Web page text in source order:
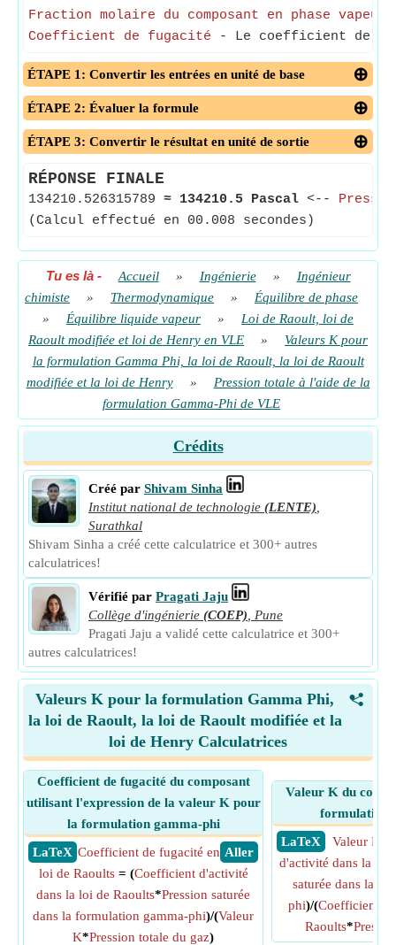
Fraction molaire du composant en phase vapeur
Coefficient de fugacité - Le coefficient de
ÉTAPE 1: Convertir les entrées en unité de base
ÉTAPE 2: Évaluer la formule
ÉTAPE 3: Convertir le résultat en unité de sortie
RÉPONSE FINALE
134210.526315789 ≈ 134210.5 Pascal <--
(Calcul effectué en 00.008 secondes)
Tu es là- Accueil » Ingénierie »
Ingénieur
chimiste
» Thermodynamique »
Équilibre de phase
»
Équilibre liquide vapeur »
Loi de Raoult, loi de
Raoult modifiée et loi de Henry en VLE
»
Valeurs K pour
la formulation Gamma Phi, la loi de Raoult, la loi de Raoult
modifiée et la loi de Henry
»
Pression totale à l'aide de la
formulation Gamma-Phi de VLE
Crédits
Créé par Shivam Sinha
Institut national de technologie (LENTE)
Surathkal
Shivam Sinha a créé cette calculatrice et 300+ autres
calculatrices!
Vérifié par Pragati Jaju
Collège d'ingénierie (COEP)
Pune
Pragati Jaju a validé cette calculatrice et 300+
autres calculatrices!
<
Valeurs K pour la formulation Gamma Phi,
la loi de Raoult, la loi de Raoult modifiée et la
loi de Henry Calculatrices
Coefficient de fugacité du composant
utilisant l'expression de la valeur K pour
la formulation gamma-phi
​ LaTeX
​ Aller
Coefficient de fugacité en
loi de Raoults= (Coefficient d'activité
dans la loi de Raoults*Pression saturée
dans la formulation gamma-phi)/(Valeur
K*Pression totale du gaz)
Valeur K du
formulation
​ LaTeX
Valeur K
d'activité dans la loi
saturée dans la
phi)/(Coefficient
Raoults*